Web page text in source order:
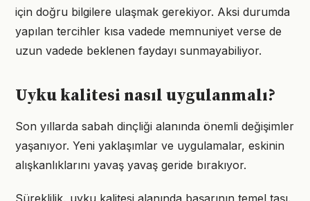
için doğru bilgilere ulaşmak gerekiyor. Aksi durumda
yapılan tercihler kısa vadede memnuniyet verse de
uzun vadede beklenen faydayı sunmayabiliyor.
Uyku kalitesi nasıl uygulanmalı?
Son yıllarda sabah dinçliği alanında önemli değişimler
yaşanıyor. Yeni yaklaşımlar ve uygulamalar, eskinin
alışkanlıklarını yavaş yavaş geride bırakıyor.
Süreklilik, uyku kalitesi alanında başarının temel taşı.